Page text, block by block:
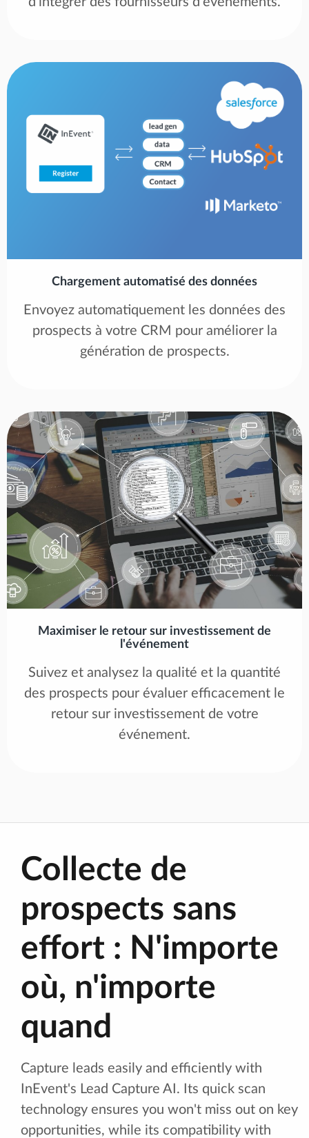
Chargement automatisé des données
Envoyez automatiquement les données des
prospects à votre CRM pour améliorer la
génération de prospects.
Maximiser le retour sur investissement de
l'événement
Suivez et analysez la qualité et la quantité
des prospects pour évaluer efficacement le
retour sur investissement de votre
événement.
Collecte de
prospects sans
effort : N'importe
où, n'importe
quand
Capture leads easily and efficiently with
InEvent's Lead Capture AI. Its quick scan
technology ensures you won't miss out on key
opportunities, while its compatibility with